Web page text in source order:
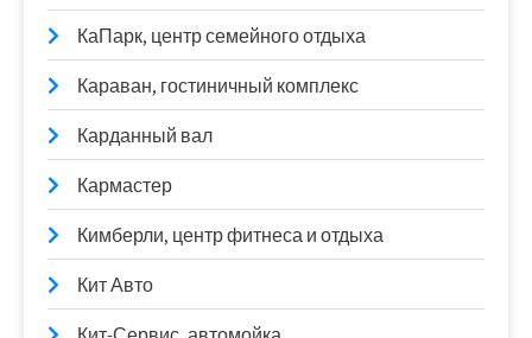
КаПарк, центр семейного отдыха
Караван, гостиничный комплекс
Карданный вал
Кармастер
Кимберли, центр фитнеса и отдыха
Кит Авто